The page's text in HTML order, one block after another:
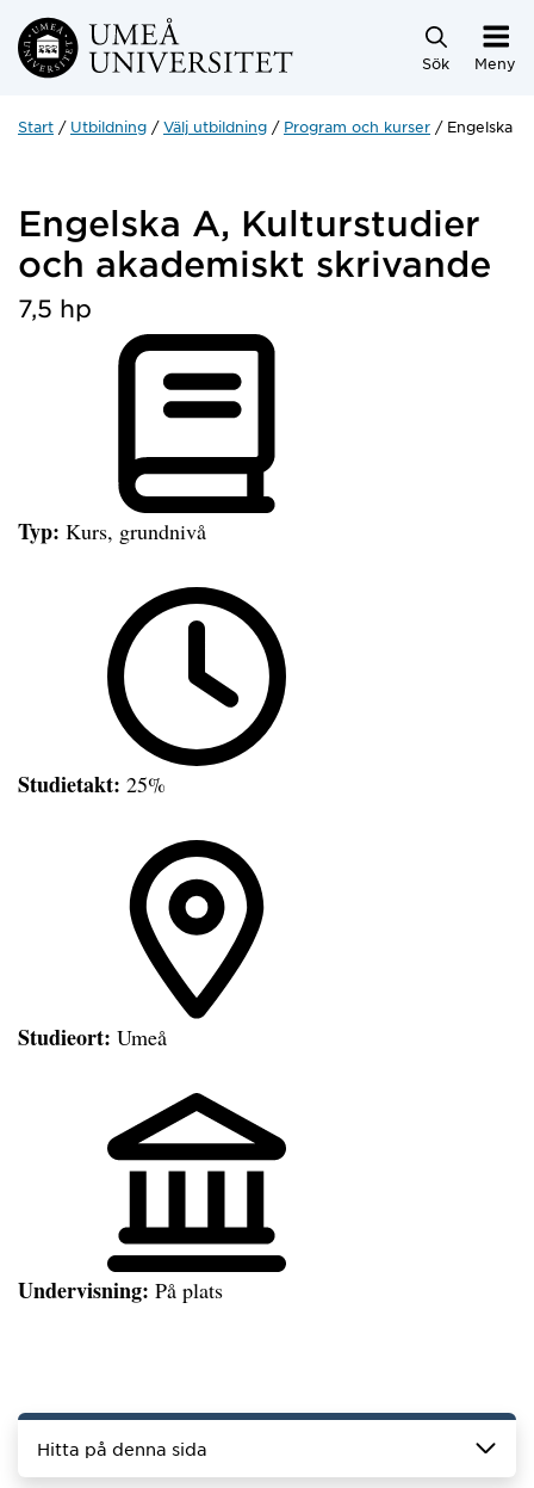
Hoppa direkt till innehållet
Sök Meny
Start Utbildning Välj utbildning Program och kurser Engelska
Engelska A, Kulturstudier
och akademiskt skrivande
7,5 hp
Typ: Kurs, grundnivå
Studietakt: 25%
Studieort: Umeå
Undervisning: På plats
Hitta på denna sida